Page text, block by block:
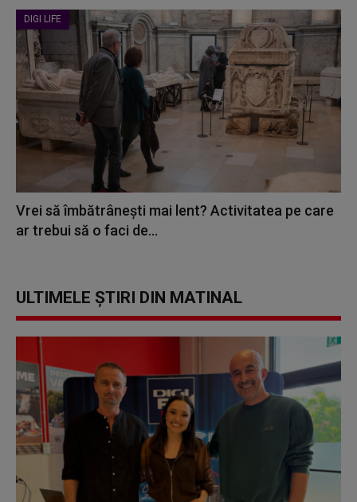
DIGI LIFE
Vrei să îmbătrânești mai lent? Activitatea pe care
ar trebui să o faci de...
ULTIMELE ȘTIRI DIN MATINAL